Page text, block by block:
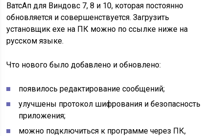
ВатсАп для Виндовс 7, 8 и 10, которая постоянно
обновляется и совершенствуется. Загрузить
установщик exe на ПК можно по ссылке ниже на
русском языке.
Что нового было добавлено и обновлено:
появилось редактирование сообщений;
улучшены протокол шифрования и безопасность
приложения;
можно подключиться к программе через ПК,